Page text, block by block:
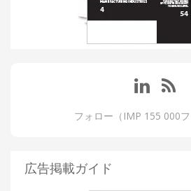
フォロー（IMP 155 000フ
広告掲載ガイド